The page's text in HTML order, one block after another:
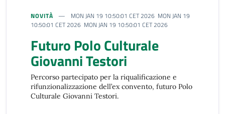
NOVITÀ
MON JAN 19 10:50:01 CET 2026 MON JAN 19
10:50:01 CET 2026 MON JAN 19 10:50:01 CET 2026
Futuro Polo Culturale
Giovanni Testori
Percorso partecipato per la riqualificazione e
rifunzionalizzazione dell’ex convento, futuro Polo
Culturale Giovanni Testori.